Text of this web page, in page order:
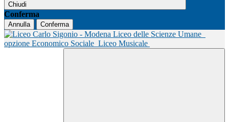
Chiudi
Conferma
Annulla Conferma
Liceo delle Scienze Umane
opzione Economico Sociale Liceo Musicale